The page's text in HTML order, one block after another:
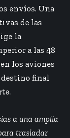
envíos. Una
de las
la
a las 48
los aviones
final
a una amplia
trasladar